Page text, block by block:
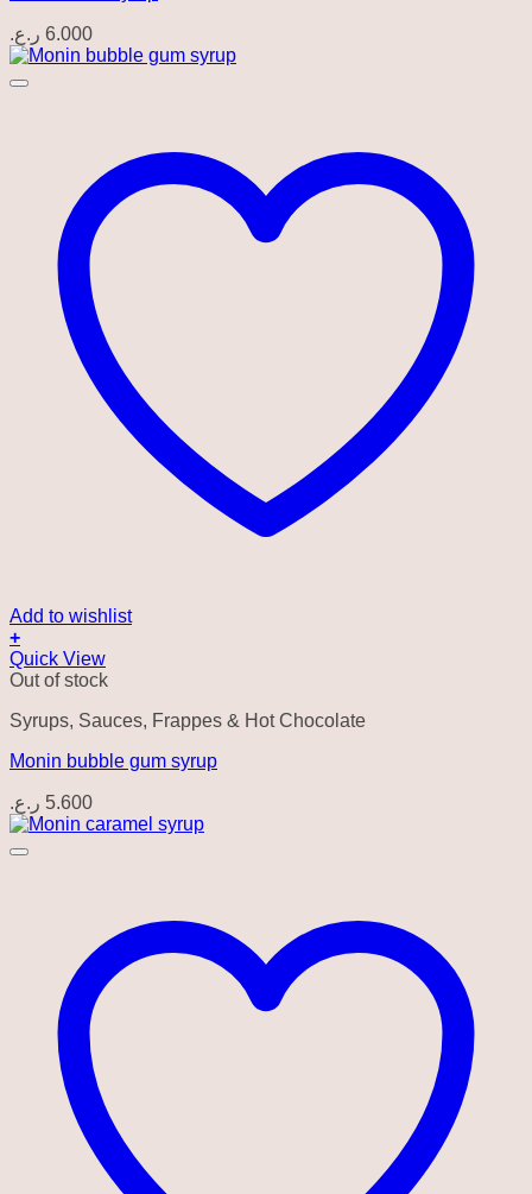
6.000 ر.ع.
Add to wishlist
+
Quick View
Out of stock
Syrups, Sauces, Frappes & Hot Chocolate
Monin bubble gum syrup
5.600 ر.ع.